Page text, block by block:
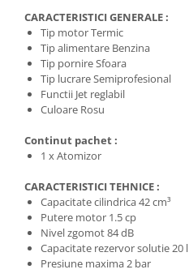
CARACTERISTICI GENERALE :
Tip motor Termic
Tip alimentare Benzina
Tip pornire Sfoara
Tip lucrare Semiprofesional
Functii Jet reglabil
Culoare Rosu
Continut pachet :
1 x Atomizor
CARACTERISTICI TEHNICE :
Capacitate cilindrica 42 cm³
Putere motor 1.5 cp
Nivel zgomot 84 dB
Capacitate rezervor solutie 20 l
Presiune maxima 2 bar